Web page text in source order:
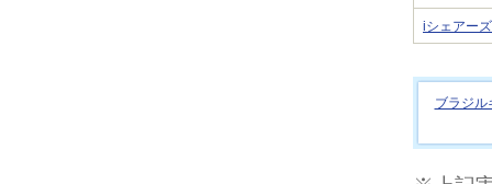
iシェアー
ブラジル